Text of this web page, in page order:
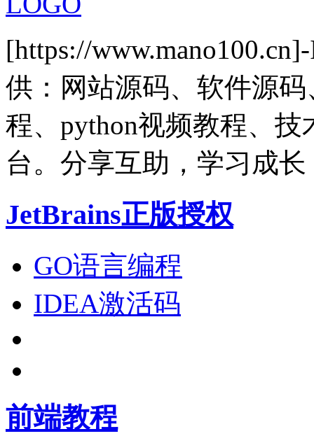
[https://
供：网站源码、软件源
程、python视频教程、
台。分享互助，学习成长
JetBrains正版授权
GO语言编程
IDEA激活码
前端教程